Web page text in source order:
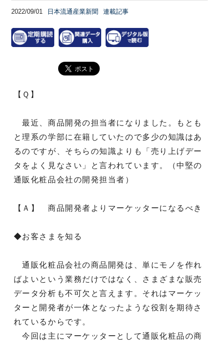
2022/09/01 日本流通産業新聞 連載記事
【Ｑ】
最近、商品開発の担当者になりました。もとも
と理系の学部に在籍していたので多少の知識はあ
るのですが、そちらの知識よりも「売り上げデー
タをよく見なさい」と言われています。（中堅の
通販化粧品会社の開発担当者）
【Ａ】 商品開発者よりマーケッターになるべき
◆お客さまを知る
通販化粧品会社の商品開発は、単にモノを作れ
ばよいという業務だけではなく、さまざまな販売
データ分析も不可欠と言えます。それはマーケッ
ターと開発者が一体となったような役割を期待さ
れているからです。
今回は主にマーケッターとして通販化粧品の商